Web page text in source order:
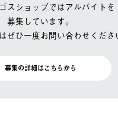
スショップではアルバイトを
募集しています。
ぜひ一度お問い合わせくださ
募集の詳細はこちらから